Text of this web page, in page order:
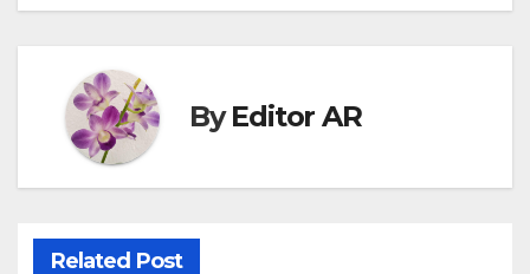
ByEditor AR
Related Post